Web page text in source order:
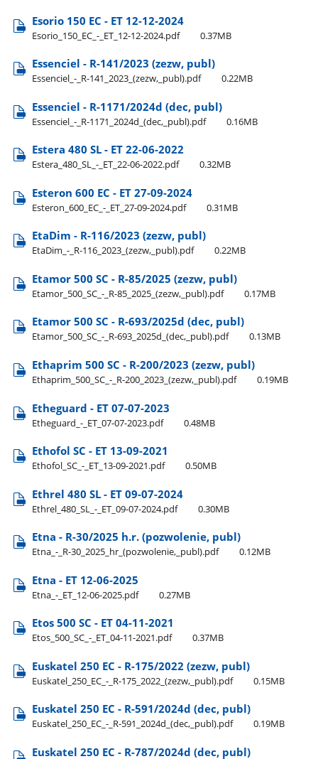
Esorio 150 EC - ET 12-12-2024
Esorio​_150​_EC​_-​_ET​_12-12-2024.pdf 0.37MB
Essenciel - R-141/2023 (zezw, publ)
Essenciel​_-​_R-141​_2023​_(zezw,​_publ).pdf 0.22MB
Essenciel - R-1171/2024d (dec, publ)
Essenciel​_-​_R-1171​_2024d​_(dec,​_publ).pdf 0.16MB
Estera 480 SL - ET 22-06-2022
Estera​_480​_SL​_-​_ET​_22-06-2022.pdf 0.32MB
Esteron 600 EC - ET 27-09-2024
Esteron​_600​_EC​_-​_ET​_27-09-2024.pdf 0.31MB
EtaDim - R-116/2023 (zezw, publ)
EtaDim​_-​_R-116​_2023​_(zezw,​_publ).pdf 0.22MB
Etamor 500 SC - R-85/2025 (zezw, publ)
Etamor​_500​_SC​_-​_R-85​_2025​_(zezw,​_publ).pdf 0.17MB
Etamor 500 SC - R-693/2025d (dec, publ)
Etamor​_500​_SC​_-​_R-693​_2025d​_(dec,​_publ).pdf 0.13MB
Ethaprim 500 SC - R-200/2023 (zezw, publ)
Ethaprim​_500​_SC​_-​_R-200​_2023​_(zezw,​_publ).pdf 0.19MB
Etheguard - ET 07-07-2023
Etheguard​_-​_ET​_07-07-2023.pdf 0.48MB
Ethofol SC - ET 13-09-2021
Ethofol​_SC​_-​_ET​_13-09-2021.pdf 0.50MB
Ethrel 480 SL - ET 09-07-2024
Ethrel​_480​_SL​_-​_ET​_09-07-2024.pdf 0.30MB
Etna - R-30/2025 h.r. (pozwolenie, publ)
Etna​_-​_R-30​_2025​_hr​_(pozwolenie,​_publ).pdf 0.12MB
Etna - ET 12-06-2025
Etna​_-​_ET​_12-06-2025.pdf 0.27MB
Etos 500 SC - ET 04-11-2021
Etos​_500​_SC​_-​_ET​_04-11-2021.pdf 0.37MB
Euskatel 250 EC - R-175/2022 (zezw, publ)
Euskatel​_250​_EC​_-​_R-175​_2022​_(zezw,​_publ).pdf 0.15MB
Euskatel 250 EC - R-591/2024d (dec, publ)
Euskatel​_250​_EC​_-​_R-591​_2024d​_(dec,​_publ).pdf 0.19MB
Euskatel 250 EC - R-787/2024d (dec, publ)